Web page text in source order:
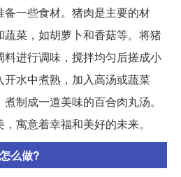
一些食材。猪肉是主要的材
菜，如胡萝卜和香菇等。将猪
进行调味，搅拌均匀后搓成小
水中煮熟，加入高汤或蔬菜
制成一道美味的百合肉丸汤。
寓意着幸福和美好的未来。
么做?